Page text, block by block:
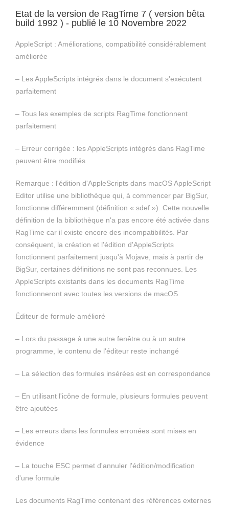
Etat de la version de RagTime 7 ( version bêta
build 1992 ) - publié le 10 Novembre 2022
AppleScript : Améliorations, compatibilité considérablement
améliorée
– Les AppleScripts intégrés dans le document s'exécutent
parfaitement
– Tous les exemples de scripts RagTime fonctionnent
parfaitement
– Erreur corrigée : les AppleScripts intégrés dans RagTime
peuvent être modifiés
Remarque : l'édition d'AppleScripts dans macOS AppleScript
Editor utilise une bibliothèque qui, à commencer par BigSur,
fonctionne différemment (définition « sdef »). Cette nouvelle
définition de la bibliothèque n'a pas encore été activée dans
RagTime car il existe encore des incompatibilités. Par
conséquent, la création et l'édition d'AppleScripts
fonctionnent parfaitement jusqu'à Mojave, mais à partir de
BigSur, certaines définitions ne sont pas reconnues. Les
AppleScripts existants dans les documents RagTime
fonctionneront avec toutes les versions de macOS.
Éditeur de formule amélioré
– Lors du passage à une autre fenêtre ou à un autre
programme, le contenu de l'éditeur reste inchangé
– La sélection des formules insérées est en correspondance
– En utilisant l'icône de formule, plusieurs formules peuvent
être ajoutées
– Les erreurs dans les formules erronées sont mises en
évidence
– La touche ESC permet d'annuler l'édition/modification
d'une formule
Les documents RagTime contenant des références externes